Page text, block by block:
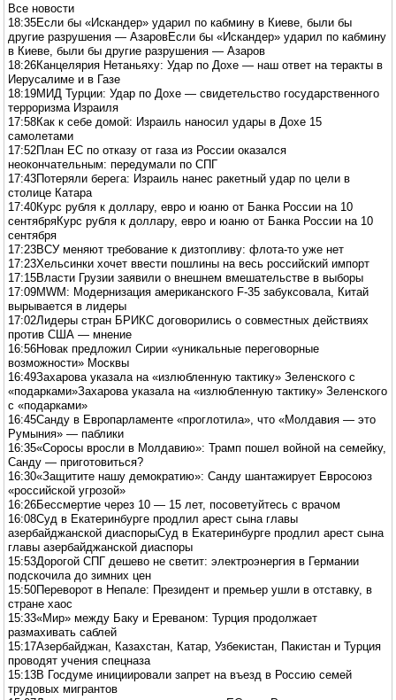
Все новости
18:35Если бы «Искандер» ударил по кабмину в Киеве, были бы
другие разрушения — АзаровЕсли бы «Искандер» ударил по кабмину
в Киеве, были бы другие разрушения — Азаров
18:26Канцелярия Нетаньяху: Удар по Дохе — наш ответ на теракты в
Иерусалиме и в Газе
18:19МИД Турции: Удар по Дохе — свидетельство государственного
терроризма Израиля
17:58Как к себе домой: Израиль наносил удары в Дохе 15
самолетами
17:52План ЕС по отказу от газа из России оказался
неокончательным: передумали по СПГ
17:43Потеряли берега: Израиль нанес ракетный удар по цели в
столице Катара
17:40Курс рубля к доллару, евро и юаню от Банка России на 10
сентябряКурс рубля к доллару, евро и юаню от Банка России на 10
сентября
17:23ВСУ меняют требование к дизтопливу: флота-то уже нет
17:23Хельсинки хочет ввести пошлины на весь российский импорт
17:15Власти Грузии заявили о внешнем вмешательстве в выборы
17:09MWM: Модернизация американского F-35 забуксовала, Китай
вырывается в лидеры
17:02Лидеры стран БРИКС договорились о совместных действиях
против США — мнение
16:56Новак предложил Сирии «уникальные переговорные
возможности» Москвы
16:49Захарова указала на «излюбленную тактику» Зеленского с
«подарками»Захарова указала на «излюбленную тактику» Зеленского
с «подарками»
16:45Санду в Европарламенте «проглотила», что «Молдавия — это
Румыния» — паблики
16:35«Соросы вросли в Молдавию»: Трамп пошел войной на семейку,
Санду — приготовиться?
16:30«Защитите нашу демократию»: Санду шантажирует Евросоюз
«российской угрозой»
16:26Бессмертие через 10 — 15 лет, посоветуйтесь с врачом
16:08Суд в Екатеринбурге продлил арест сына главы
азербайджанской диаспорыСуд в Екатеринбурге продлил арест сына
главы азербайджанской диаспоры
15:53Дорогой СПГ дешево не светит: электроэнергия в Германии
подскочила до зимних цен
15:50Переворот в Непале: Президент и премьер ушли в отставку, в
стране хаос
15:33«Мир» между Баку и Ереваном: Турция продолжает
размахивать саблей
15:17Азербайджан, Казахстан, Катар, Узбекистан, Пакистан и Турция
проводят учения спецназа
15:13В Госдуме инициировали запрет на въезд в Россию семей
трудовых мигрантов